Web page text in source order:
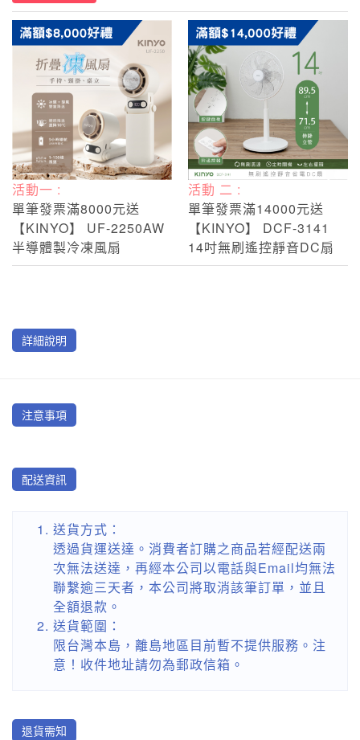
活動一 :
單筆發票滿8000元送
【KINYO】 UF-2250AW
半導體製冷凍風扇
活動 二 :
單筆發票滿14000元送
【KINYO】 DCF-3141
14吋無刷遙控靜音DC扇
詳細說明
注意事項
配送資訊
送貨方式：
透過貨運送達。消費者訂購之商品若經配送兩
次無法送達，再經本公司以電話與Email均無法
聯繫逾三天者，本公司將取消該筆訂單，並且
全額退款。
送貨範圍：
限台灣本島，離島地區目前暫不提供服務。注
意！收件地址請勿為郵政信箱。
退貨需知